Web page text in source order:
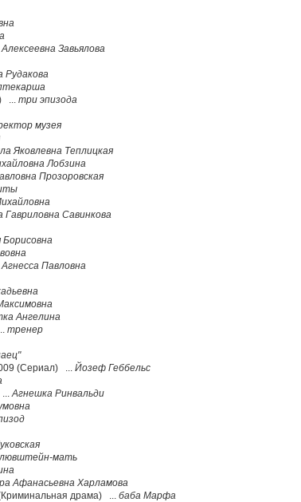
Завьялова
Рудакова
... три эпизода
музея
Яковлевна Теплицкая
Лобзина
Прозоровская
Савинкова
Борисовна
Агнесса Павловна
Ангелина
тренер
(Сериал) ... Йозеф Геббельс
...Агнешка Ринвальди
мать
Афанасьевна Харламова
драма) ... баба Марфа